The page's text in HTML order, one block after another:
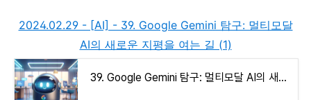
2024.02.29 - [AI] - 39. Google Gemini 탐구: 멀티모달
AI의 새로운 지평을 여는 길 (1)
39. Google Gemini 탐구: 멀티모달 AI의 새로운 지평을 여는 길 (1)